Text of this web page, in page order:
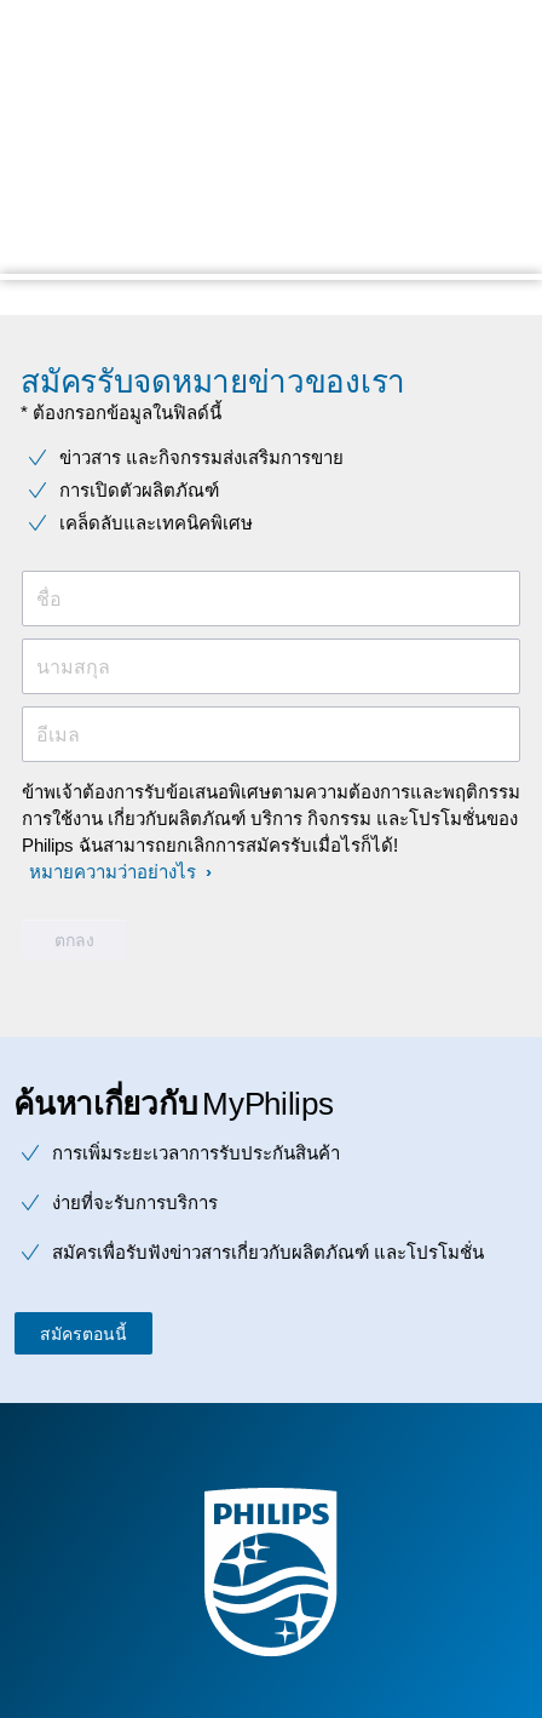
สมัครรับจดหมายข่าวของเรา
* ต้องกรอกข้อมูลในฟิลด์นี้
ข่าวสาร และกิจกรรมส่งเสริมการขาย
การเปิดตัวผลิตภัณฑ์
เคล็ดลับและเทคนิคพิเศษ
ชื่อ
นามสกุล
อีเมล
ข้าพเจ้าต้องการรับข้อเสนอพิเศษตามความต้องการและพฤติกรรม
การใช้งาน เกี่ยวกับผลิตภัณฑ์ บริการ กิจกรรม และโปรโมชั่นของ
Philips ฉันสามารถยกเลิกการสมัครรับเมื่อไรก็ได้!
หมายความว่าอย่างไร
ค้นหาเกี่ยวกับ MyPhilips
การเพิ่มระยะเวลาการรับประกันสินค้า
ง่ายที่จะรับการบริการ
สมัครเพื่อรับฟังข่าวสารเกี่ยวกับผลิตภัณฑ์ และโปรโมชั่น
สมัครตอนนี้